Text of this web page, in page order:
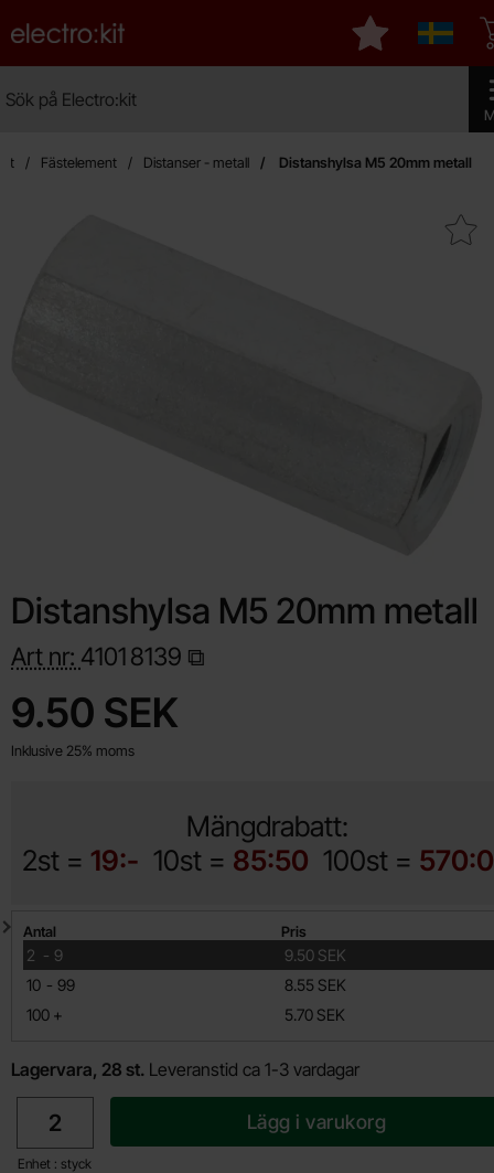
Startsidan för Electro:kit
Sverige
Mina favoriter
Fästelement Distanser - metall Distanshylsa M5 20mm metall
Makera distanshylsa M5
Distanshylsa M5 20mm metall
Art nr: 41018139
pris
9.50 SEK
Inklusive 25% moms
Mängdrabatt:
2st = 19:- 10st = 85:50 100st =
Mängdrabatt
Antal Pris
2 -
till 9
9.50 SEK
10 -
till 99
8.55 SEK
100 +
till 5.70 SEK
Lagervara, 28 st. Leveranstid ca 1-3 vardagar
Enhet : styck
Lägg i varukorg